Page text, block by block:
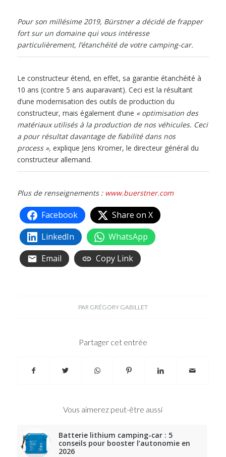
Pour son millésime 2019, Bürstner a décidé de frapper
fort sur un domaine qui vous intéresse
particulièrement, l’étanchéité de votre camping-car.
Le constructeur étend, en effet, sa garantie étanchéité à
10 ans (contre 5 ans auparavant). Ceci est la résultant
d’une modernisation des outils de production du
constructeur, mais également d’une « optimisation des
matériaux utilisés à la production de nos véhicules. Ceci
a pour résultat davantage de fiabilité dans nos
process », explique Jens Kromer, le directeur général du
constructeur allemand.
Plus de renseignements : www.buerstner.com
Facebook
Share on X
LinkedIn
WhatsApp
Email
Copy Link
PAR GRÉGORY GABILLET
Partager cet entrée
Vous aimerez peut-être aussi
Batterie lithium camping-car : 5
conseils pour booster l’autonomie en
2026